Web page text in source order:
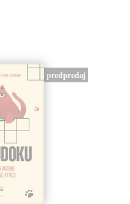
predpredaj